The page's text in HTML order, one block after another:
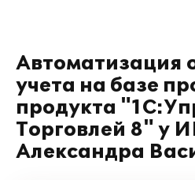
Автоматизация
учета на базе
продукта
Торговлей 8" у
Александра